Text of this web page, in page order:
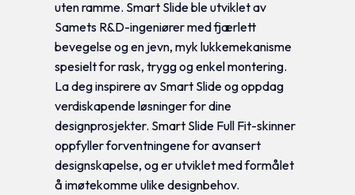
uten ramme. Smart Slide ble utviklet av
Samets R&D-ingeniører med fjærlett
bevegelse og en jevn, myk lukkemekanisme
spesielt for rask, trygg og enkel montering.
La deg inspirere av Smart Slide og oppdag
verdiskapende løsninger for dine
designprosjekter. Smart Slide Full Fit-skinner
oppfyller forventningene for avansert
designskapelse, og er utviklet med formålet
å imøtekomme ulike designbehov.